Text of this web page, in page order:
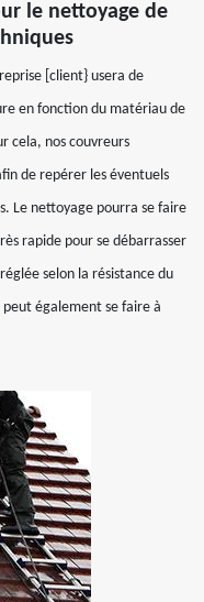
le nettoyage de
[client} usera de
en fonction du matériau de
cela, nos couvreurs
de repérer les éventuels
Le nettoyage pourra se faire
rapide pour se débarrasser
selon la résistance du
également se faire à